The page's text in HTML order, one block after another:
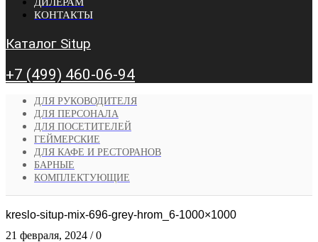
КОНТАКТЫ
Каталог Situp
+7 (499) 460-06-94
ДЛЯ РУКОВОДИТЕЛЯ
ДЛЯ ПЕРСОНАЛА
ДЛЯ ПОСЕТИТЕЛЕЙ
ГЕЙМЕРСКИЕ
ДЛЯ КАФЕ И РЕСТОРАНОВ
БАРНЫЕ
КОМПЛЕКТУЮЩИЕ
kreslo-situp-mix-696-grey-hrom_6-1000×1000
21 февраля, 2024 / 0